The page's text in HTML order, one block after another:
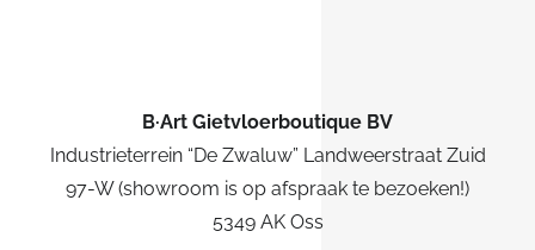
B·Art Gietvloerboutique BV
Industrieterrein “De Zwaluw” Landweerstraat Zuid
97-W (showroom is op afspraak te bezoeken!)
5349 AK Oss